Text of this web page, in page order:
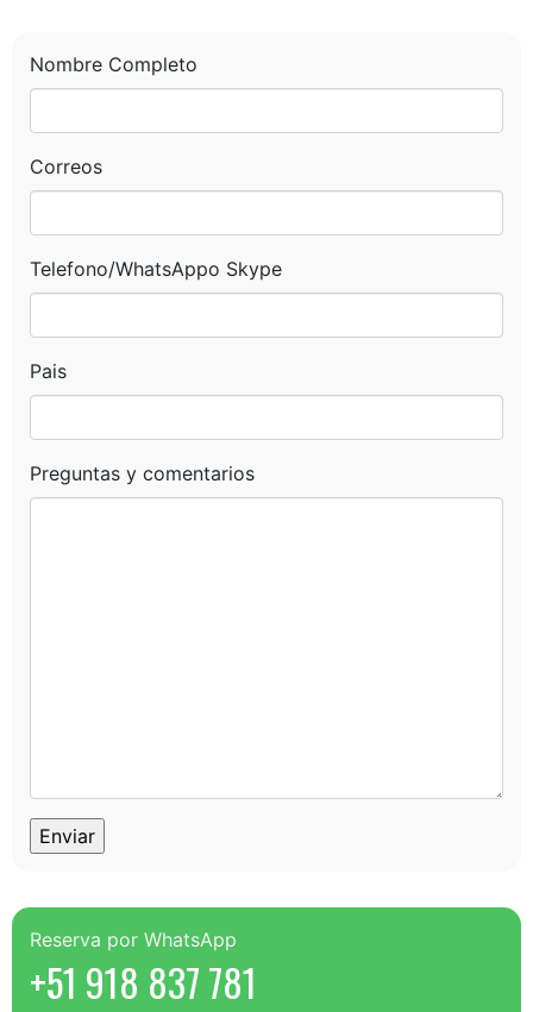
Nombre Completo
Correos
Telefono/WhatsAppo Skype
Pais
Preguntas y comentarios
Reserva por WhatsApp
+51 918 837 781
Nombre Completo
Email
Telefono o Whatsapp
Fecha de Viaje